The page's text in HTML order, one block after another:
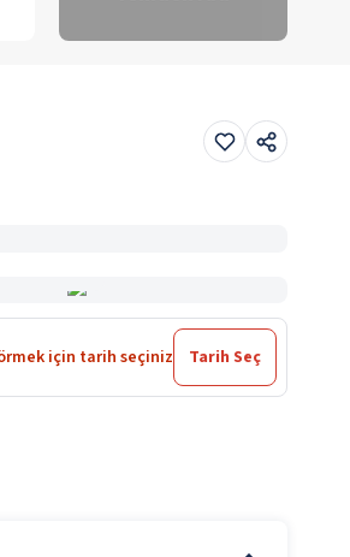
için tarih seçiniz Tarih Seç